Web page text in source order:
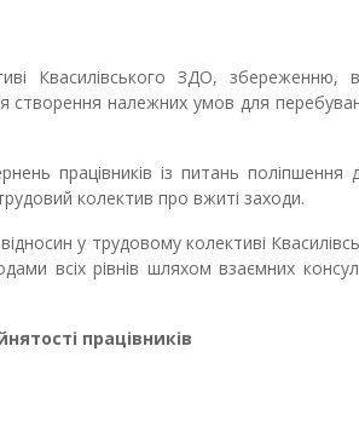
Квасилівського ЗДО, збереженню,
належних умов для
працівників із питань поліпшення
колектив про вжиті заходи.
у трудовому колективі
всіх рівнів шляхом взаємних
працівників